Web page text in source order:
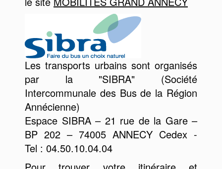
Les transports urbains sont organisés
par la "SIBRA" (Société
Intercommunale des Bus de la Région
Annécienne)
Espace SIBRA – 21 rue de la Gare –
BP 202 – 74005 ANNECY Cedex -
Tel : 04.50.10.04.04